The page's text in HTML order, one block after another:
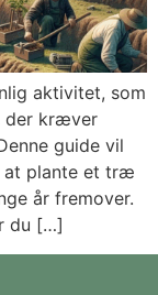
aktivitet, som
der kræver
guide vil
at plante et træ
år fremover.
du […]